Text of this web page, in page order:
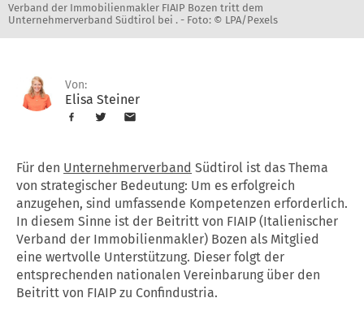
Verband der Immobilienmakler FIAIP Bozen tritt dem
Unternehmerverband Südtirol bei . - Foto: © LPA/Pexels
Von:
Elisa Steiner
Für den Unternehmerverband Südtirol ist das Thema
von strategischer Bedeutung: Um es erfolgreich
anzugehen, sind umfassende Kompetenzen erforderlich.
In diesem Sinne ist der Beitritt von FIAIP (Italienischer
Verband der Immobilienmakler) Bozen als Mitglied
eine wertvolle Unterstützung. Dieser folgt der
entsprechenden nationalen Vereinbarung über den
Beitritt von FIAIP zu Confindustria.